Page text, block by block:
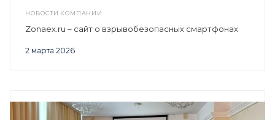
НОВОСТИ КОМПАНИИ
2 марта 2026
Zonaex.ru – сайт о взрывобезопасных смартфонах